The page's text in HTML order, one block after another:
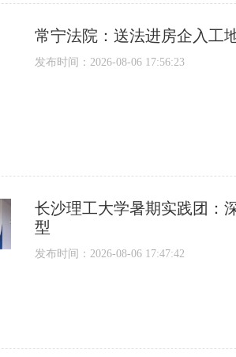
常宁法院：送法进房企入工
发布时间：2026-08-06 17:56:23
长沙理工大学暑期实践团：
型
发布时间：2026-08-06 17:47:42